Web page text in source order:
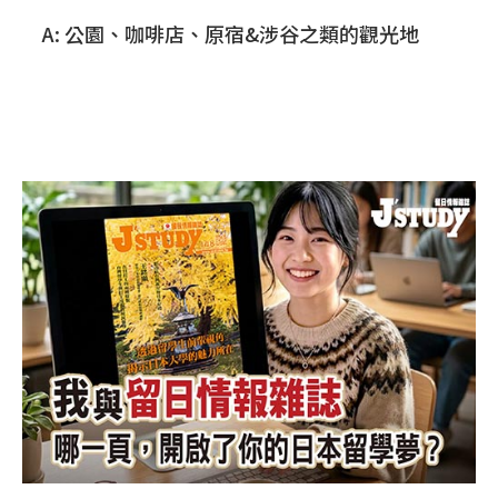
A: 公園、咖啡店、原宿&涉谷之類的觀光地